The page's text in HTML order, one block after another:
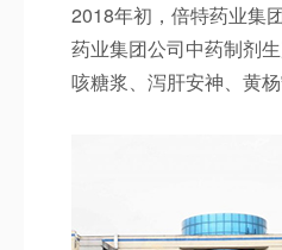
2018年初，倍特药业集
药业集团公司中药制剂
咳糖浆、泻肝安神、黄